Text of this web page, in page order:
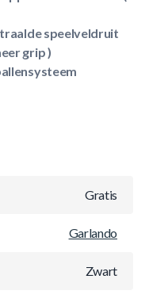
speelveldruit
grip )
Gratis
Garlando
Zwart